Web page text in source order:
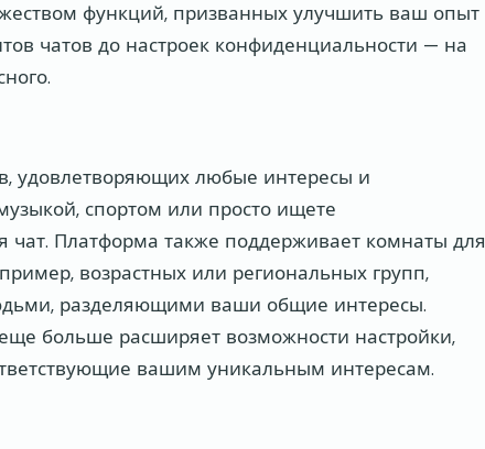
функций, призванных улучшить ваш опыт
чатов до настроек конфиденциальности — на
удовлетворяющих любые интересы и
спортом или просто ищете
чат. Платформа также поддерживает комнаты для
возрастных или региональных групп,
разделяющими ваши общие интересы.
больше расширяет возможности настройки,
вашим уникальным интересам.